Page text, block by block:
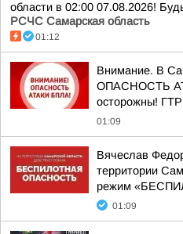
области в 02:00 07.08.2026!
РСЧС Самарская область
01:12
Внимание. В
ОПАСНОСТЬ
осторожны!
01:09
Вячеслав
территории
режим
01:09